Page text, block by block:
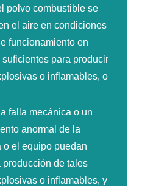
polvo combustible se
el aire en condiciones
funcionamiento en
para producir
o inflamables, o
falla mecánica o un
anormal de la
o el equipo puedan
producción de tales
o inflamables, y